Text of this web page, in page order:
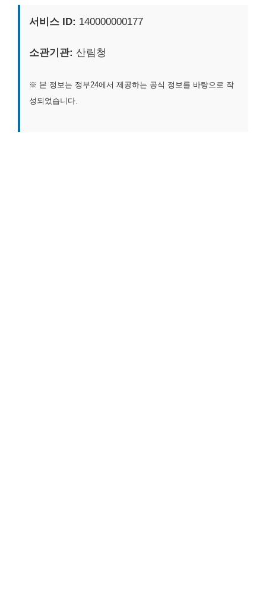
서비스 ID: 140000000177
소관기관: 산림청
※ 본 정보는 정부24에서 제공하는 공식 정보를 바탕으로 작
성되었습니다.